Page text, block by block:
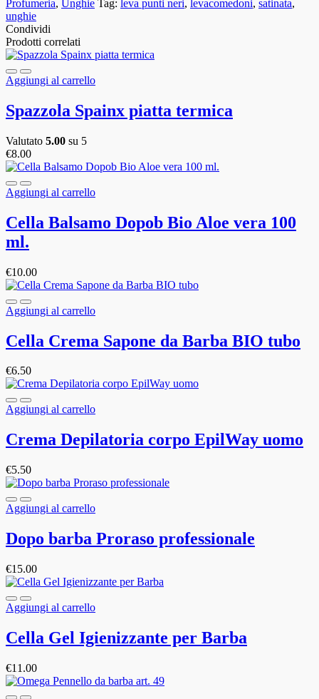
Profumeria, Unghie Tag: leva punti neri, levacomedoni, satinata,
unghie
Condividi
Prodotti correlati
Aggiungi al carrello
Spazzola Spainx piatta termica
Valutato 5.00 su 5
€8.00
Aggiungi al carrello
Cella Balsamo Dopob Bio Aloe vera 100
ml.
€10.00
Aggiungi al carrello
Cella Crema Sapone da Barba BIO tubo
€6.50
Aggiungi al carrello
Crema Depilatoria corpo EpilWay uomo
€5.50
Aggiungi al carrello
Dopo barba Proraso professionale
€15.00
Aggiungi al carrello
Cella Gel Igienizzante per Barba
€11.00